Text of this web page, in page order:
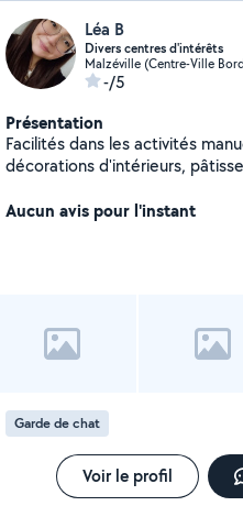
Léa B
Divers centres d'intérêts
-/5
Présentation
Facilités dans les activités
décorations d'intérieurs,
Aucun avis pour l'instant
Garde de chat
Voir le profil